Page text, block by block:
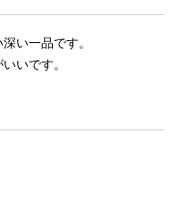
い一品です。
いです。